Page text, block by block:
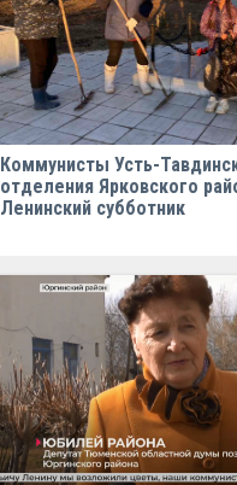
Коммунисты Усть-
отделения Ярковского
Ленинский субботник